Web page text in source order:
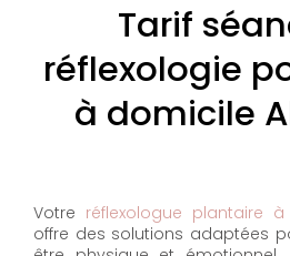
Tarif
réflexologie
à domicile
Votre réflexologue plantaire
offre des solutions adaptées